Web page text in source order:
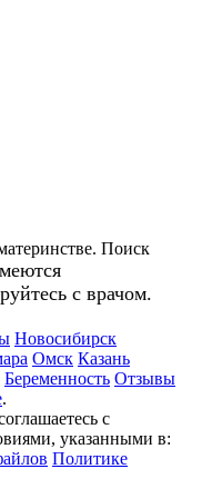
Поиск
с врачом.
Новосибирск
Омск Казань
Беременность Отзывы
.
с
указанными в:
Политике